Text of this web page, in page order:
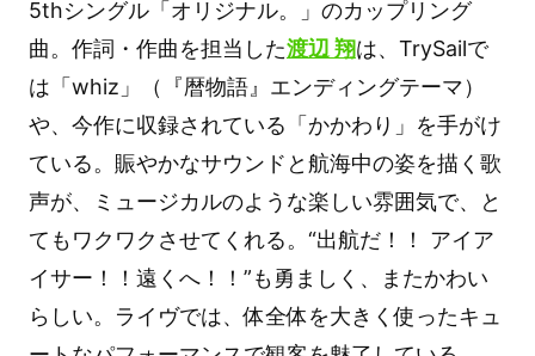
5thシングル「オリジナル。」のカップリング
曲。作詞・作曲を担当した渡辺 翔は、TrySailで
は「whiz」（『暦物語』エンディングテーマ）
や、今作に収録されている「かかわり」を手がけ
ている。賑やかなサウンドと航海中の姿を描く歌
声が、ミュージカルのような楽しい雰囲気で、と
てもワクワクさせてくれる。“出航だ！！ アイア
イサー！！遠くへ！！”も勇ましく、またかわい
らしい。ライヴでは、体全体を大きく使ったキュ